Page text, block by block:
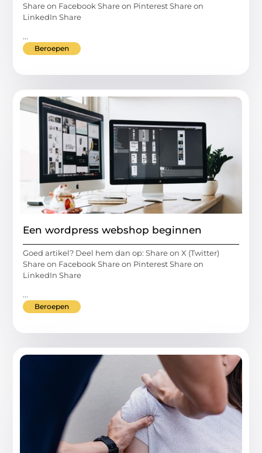
Share on Facebook Share on Pinterest Share on
LinkedIn Share
...
Beroepen
Een wordpress webshop beginnen
Goed artikel? Deel hem dan op: Share on X (Twitter)
Share on Facebook Share on Pinterest Share on
LinkedIn Share
...
Beroepen